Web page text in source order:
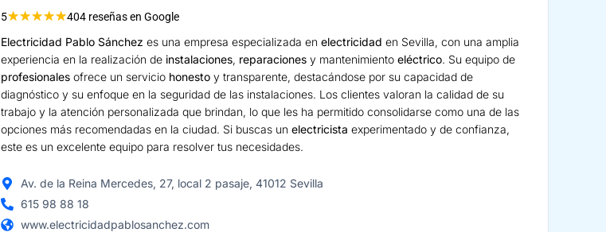
5★★★★★404 reseñas en Google
Electricidad Pablo Sánchez es una empresa especializada enelectricidad en Sevilla, con una amplia
experiencia en la realización de instalaciones, reparaciones y mantenimientoeléctrico. Su equipo de
profesionales ofrece un servicio honesto y transparente, destacándose por su capacidad de
diagnóstico y su enfoque en la seguridad de las instalaciones. Los clientes valoran la calidad de su
trabajo y la atención personalizada que brindan, lo que les ha permitido consolidarse como una de las
opciones más recomendadas en la ciudad. Si buscas unelectricista experimentado y de confianza,
este es un excelente equipo para resolver tus necesidades.
Av. de la Reina Mercedes, 27, local 2 pasaje, 41012 Sevilla
615 98 88 18
www.electricidadpablosanchez.com